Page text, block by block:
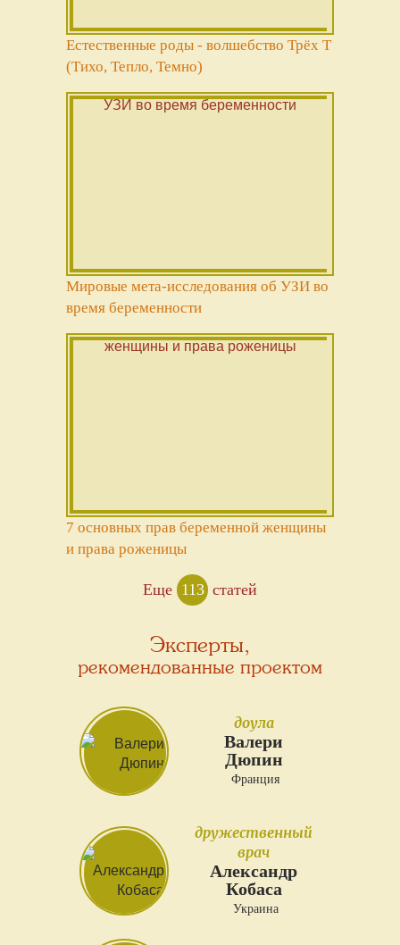
Естественные роды - волшебство Трёх Т
(Тихо, Тепло, Темно)
Мировые мета-исследования об УЗИ во
время беременности
7 основных прав беременной женщины
и права роженицы
Еще 113 статей
Эксперты,
рекомендованные проектом
доула
Валери
Дюпин
Франция
дружественный
врач
Александр
Кобаса
Украина